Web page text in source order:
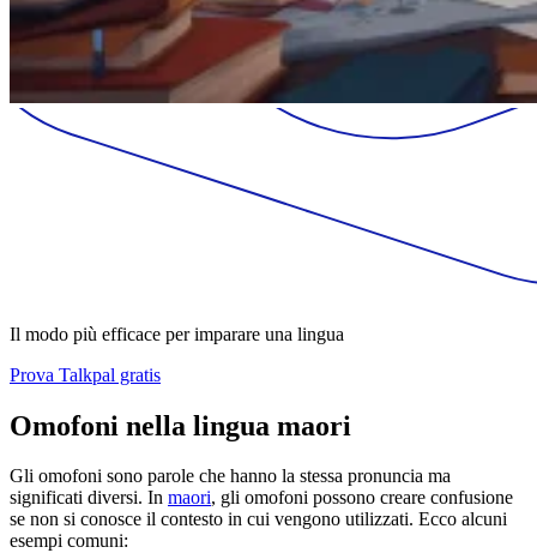
Il modo più efficace per imparare una lingua
Prova Talkpal gratis
Omofoni nella lingua maori
Gli omofoni sono parole che hanno la stessa pronuncia ma
significati diversi. In maori, gli omofoni possono creare confusione
se non si conosce il contesto in cui vengono utilizzati. Ecco alcuni
esempi comuni: